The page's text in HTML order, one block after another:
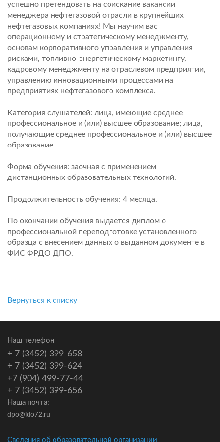
успешно претендовать на соискание вакансии
менеджера нефтегазовой отрасли в крупнейших
нефтегазовых компаниях! Мы научим вас
операционному и стратегическому менеджменту,
основам корпоративного управления и управления
рисками, топливно-энергетическому маркетингу,
кадровому менеджменту на отраслевом предприятии,
управлению инновационными процессами на
предприятиях нефтегазового комплекса.
Категория слушателей: лица, имеющие среднее
профессиональное и (или) высшее образование; лица,
получающие среднее профессиональное и (или) высшее
образование.
Форма обучения: заочная с применением
дистанционных образовательных технологий.
Продолжительность обучения: 4 месяца.
По окончании обучения выдается диплом о
профессиональной переподготовке установленного
образца с внесением данных о выданном документе в
ФИС ФРДО ДПО.
Вернуться к списку
Наш телефон:
+ 7 (3452) 399-658
+ 7 (3452) 399-624
+7 (904) 499-77-44
+ 7 (3452) 399-656
Наша почта:
dpo@ido72.ru
Сведения об образовательной организации